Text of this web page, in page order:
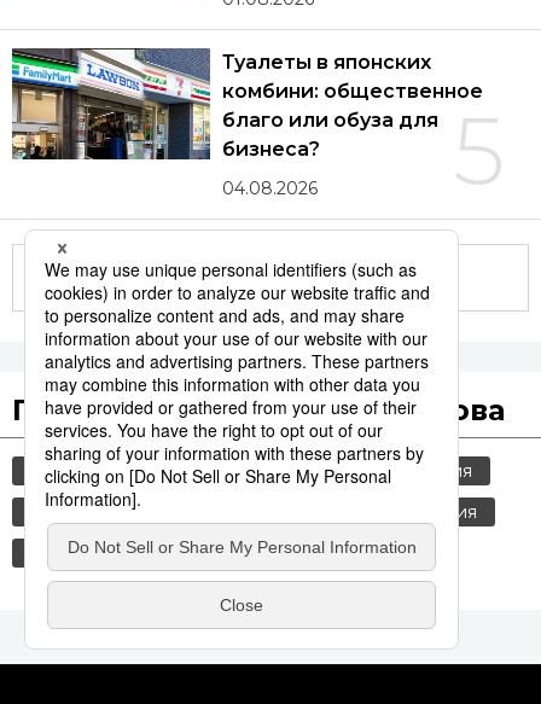
5
Туалеты в японских
комбини: общественное
благо или обуза для
бизнеса?
04.08.2026
Другие статьи по теме
Популярные поисковые слова
общество культура jiji press
история
политика
россия
шпионаж
синкансэн